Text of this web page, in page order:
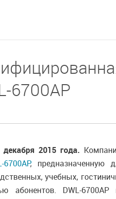
6700AP
2015 года.
6700AP, предназначенную
учебных,
абонентов. DWL-